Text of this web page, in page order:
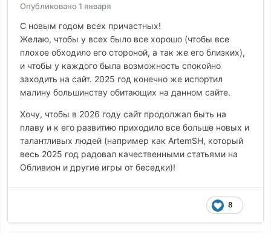
Опубликовано 1 января
С новым годом всех причастных!
Желаю, чтобы у всех было все хорошо (чтобы все
плохое обходило его стороной, а так же его близких),
и чтобы у каждого была возможность спокойно
заходить на сайт. 2025 год конечно же испортил
малину большинству обитающих на данном сайте.
Хочу, чтобы в 2026 году сайт продолжал быть на
плаву и к его развитию приходило все больше новых и
талантливых людей (например как ArtemSH, который
весь 2025 год радовал качественными статьями на
Обливион и другие игры от беседки)!
8